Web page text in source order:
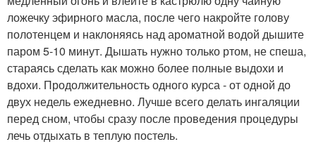
ложечку эфирного масла, после чего накройте голову
полотенцем и наклоняясь над ароматной водой дышите
паром 5-10 минут. Дышать нужно только ртом, не спеша,
стараясь сделать как можно более полные выдохи и
вдохи. Продолжительность одного курса - от одной до
двух недель ежедневно. Лучше всего делать ингаляции
перед сном, чтобы сразу после проведения процедуры
лечь отдыхать в теплую постель.